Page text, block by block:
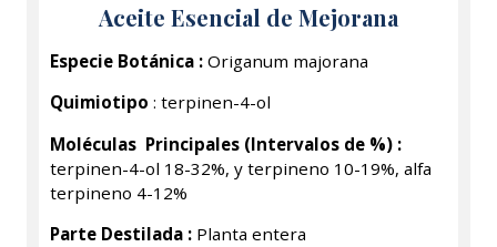
Aceite Esencial de Mejorana
Especie Botánica : Origanum majorana
Quimiotipo : terpinen-4-ol
Moléculas Principales (Intervalos de %) :
terpinen-4-ol 18-32%, y terpineno 10-19%, alfa
terpineno 4-12%
Parte Destilada : Planta entera